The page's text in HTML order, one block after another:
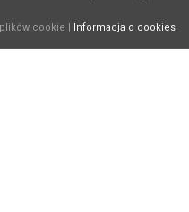
cookie | Informacja o cookies